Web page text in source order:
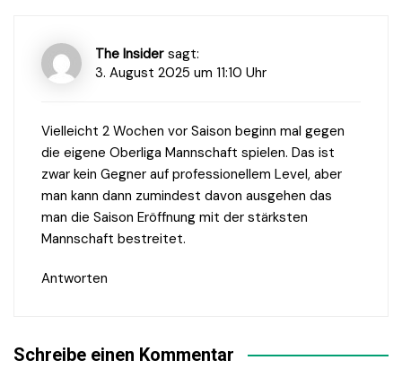
The Insider sagt:
3. August 2025 um 11:10 Uhr
Vielleicht 2 Wochen vor Saison beginn mal gegen
die eigene Oberliga Mannschaft spielen. Das ist
zwar kein Gegner auf professionellem Level, aber
man kann dann zumindest davon ausgehen das
man die Saison Eröffnung mit der stärksten
Mannschaft bestreitet.
Antworten
Schreibe einen Kommentar